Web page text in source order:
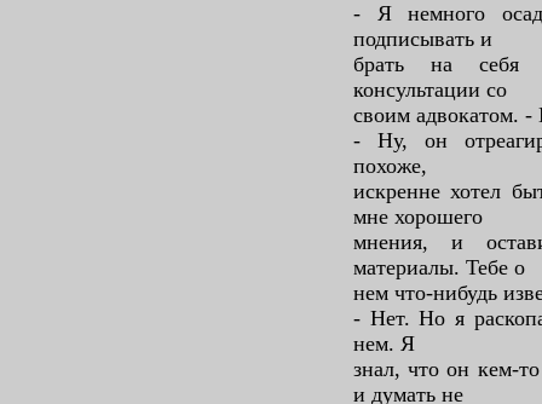
- Я немного
подписывать и
брать на себя
консультации со
своим адвокатом.
- Ну, он
похоже,
искренне хотел
мне хорошего
мнения, и
материалы. Тебе о
нем что-нибудь
- Нет. Но я
нем. Я
знал, что он кем-
и думать не